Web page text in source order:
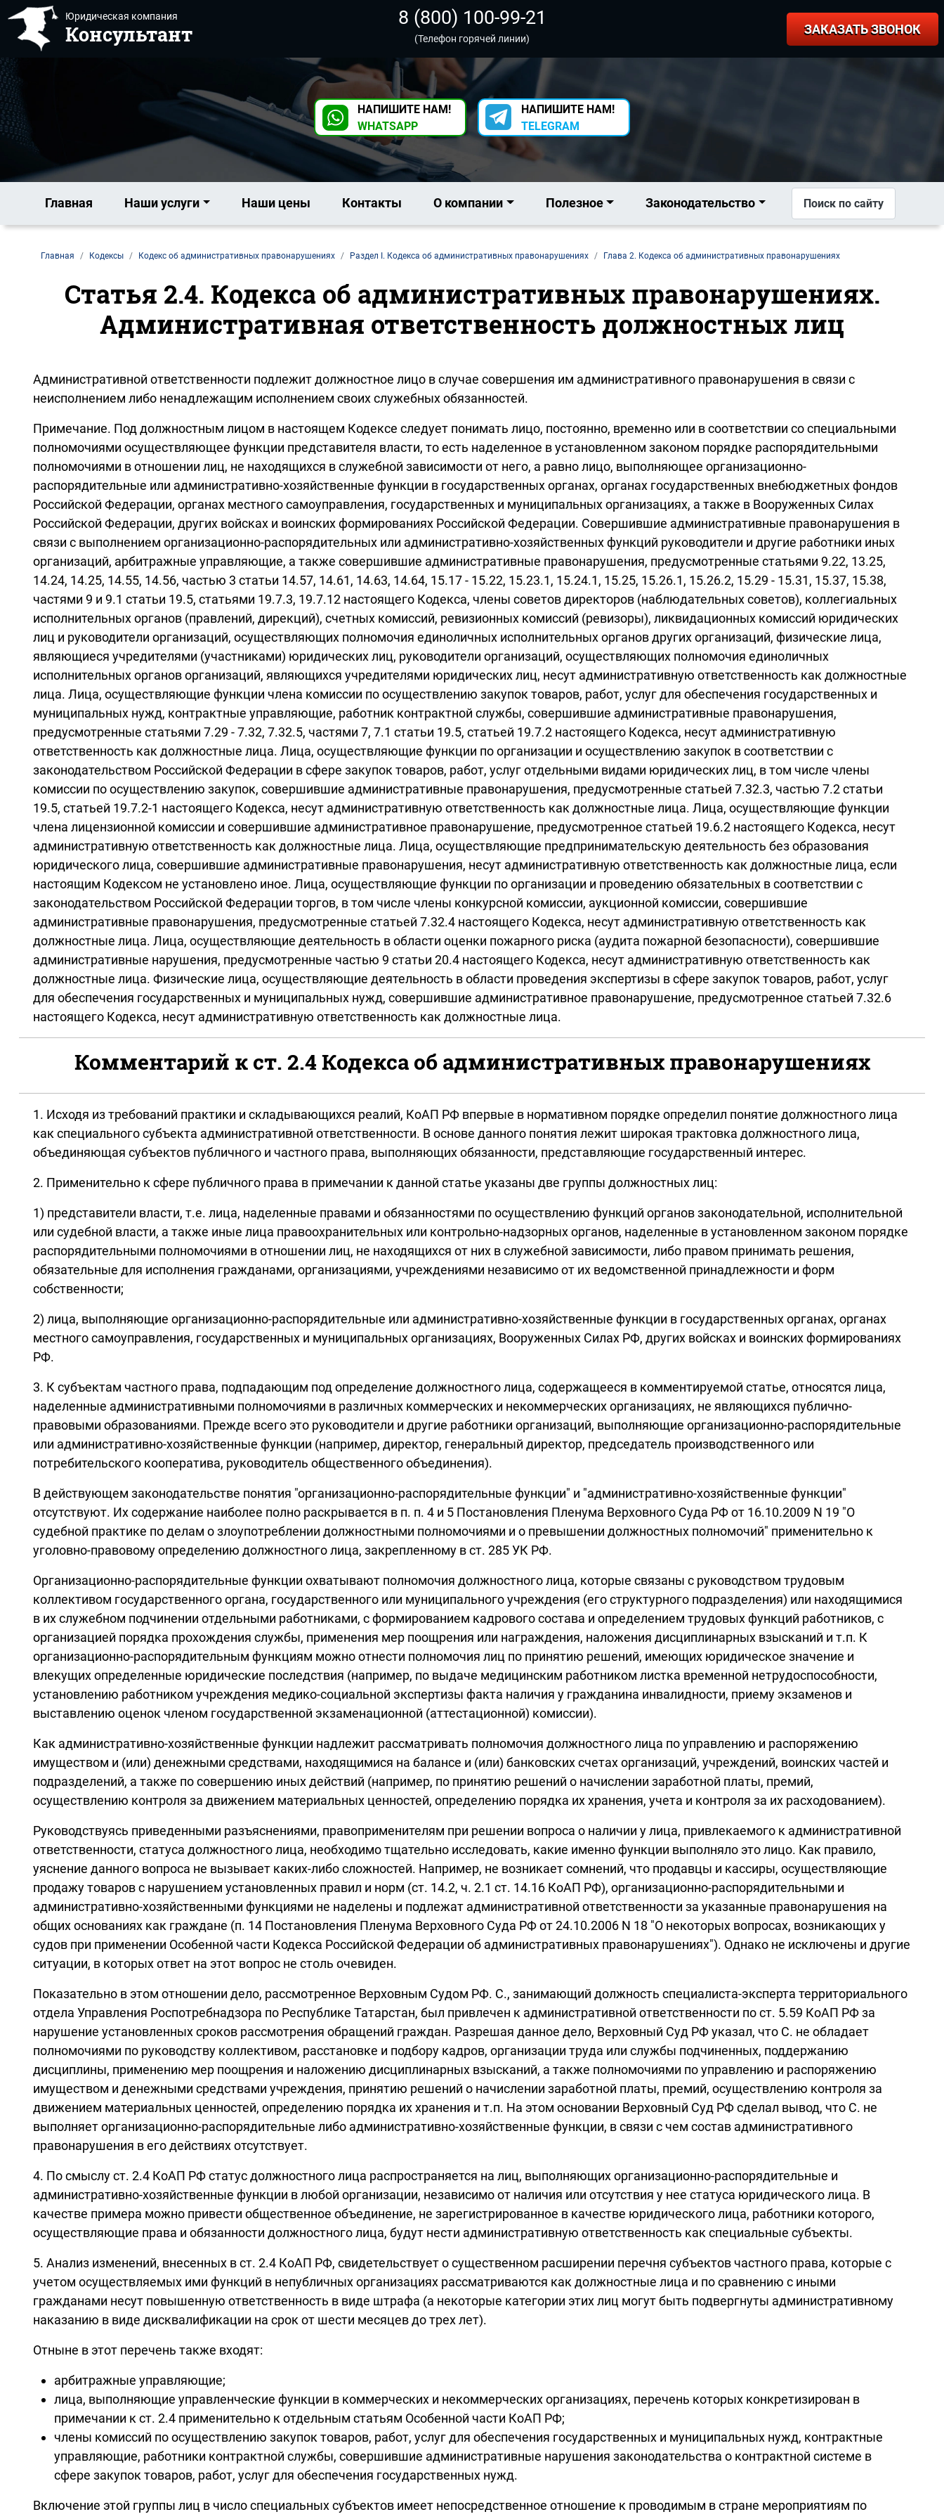
Юридическая компания
Консультант
8 (800) 100-99-21
(Телефон горячей линии)
ЗАКАЗАТЬ ЗВОНОК
НАПИШИТЕ НАМ!
WHATSAPP
НАПИШИТЕ НАМ!
TELEGRAM
Главная Наши услуги Наши цены Контакты О компании Полезное Законодательство Поиск по сайту
Главная Кодексы Кодекс об административных правонарушениях Раздел I. Кодекса об административных правонарушениях Глава 2. Кодекса об административных правонарушениях
Статья 2.4. Кодекса об административных правонарушениях.
Административная ответственность должностных лиц
Административной ответственности подлежит должностное лицо в случае совершения им административного правонарушения в связи с
неисполнением либо ненадлежащим исполнением своих служебных обязанностей.
Примечание. Под должностным лицом в настоящем Кодексе следует понимать лицо, постоянно, временно или в соответствии со специальными
полномочиями осуществляющее функции представителя власти, то есть наделенное в установленном законом порядке распорядительными
полномочиями в отношении лиц, не находящихся в служебной зависимости от него, а равно лицо, выполняющее организационно-
распорядительные или административно-хозяйственные функции в государственных органах, органах государственных внебюджетных фондов
Российской Федерации, органах местного самоуправления, государственных и муниципальных организациях, а также в Вооруженных Силах
Российской Федерации, других войсках и воинских формированиях Российской Федерации. Совершившие административные правонарушения в
связи с выполнением организационно-распорядительных или административно-хозяйственных функций руководители и другие работники иных
организаций, арбитражные управляющие, а также совершившие административные правонарушения, предусмотренные статьями 9.22, 13.25,
14.24, 14.25, 14.55, 14.56, частью 3 статьи 14.57, 14.61, 14.63, 14.64, 15.17 - 15.22, 15.23.1, 15.24.1, 15.25, 15.26.1, 15.26.2, 15.29 - 15.31, 15.37, 15.38,
частями 9 и 9.1 статьи 19.5, статьями 19.7.3, 19.7.12 настоящего Кодекса, члены советов директоров (наблюдательных советов), коллегиальных
исполнительных органов (правлений, дирекций), счетных комиссий, ревизионных комиссий (ревизоры), ликвидационных комиссий юридических
лиц и руководители организаций, осуществляющих полномочия единоличных исполнительных органов других организаций, физические лица,
являющиеся учредителями (участниками) юридических лиц, руководители организаций, осуществляющих полномочия единоличных
исполнительных органов организаций, являющихся учредителями юридических лиц, несут административную ответственность как должностные
лица. Лица, осуществляющие функции члена комиссии по осуществлению закупок товаров, работ, услуг для обеспечения государственных и
муниципальных нужд, контрактные управляющие, работник контрактной службы, совершившие административные правонарушения,
предусмотренные статьями 7.29 - 7.32, 7.32.5, частями 7, 7.1 статьи 19.5, статьей 19.7.2 настоящего Кодекса, несут административную
ответственность как должностные лица. Лица, осуществляющие функции по организации и осуществлению закупок в соответствии с
законодательством Российской Федерации в сфере закупок товаров, работ, услуг отдельными видами юридических лиц, в том числе члены
комиссии по осуществлению закупок, совершившие административные правонарушения, предусмотренные статьей 7.32.3, частью 7.2 статьи
19.5, статьей 19.7.2-1 настоящего Кодекса, несут административную ответственность как должностные лица. Лица, осуществляющие функции
члена лицензионной комиссии и совершившие административное правонарушение, предусмотренное статьей 19.6.2 настоящего Кодекса, несут
административную ответственность как должностные лица. Лица, осуществляющие предпринимательскую деятельность без образования
юридического лица, совершившие административные правонарушения, несут административную ответственность как должностные лица, если
настоящим Кодексом не установлено иное. Лица, осуществляющие функции по организации и проведению обязательных в соответствии с
законодательством Российской Федерации торгов, в том числе члены конкурсной комиссии, аукционной комиссии, совершившие
административные правонарушения, предусмотренные статьей 7.32.4 настоящего Кодекса, несут административную ответственность как
должностные лица. Лица, осуществляющие деятельность в области оценки пожарного риска (аудита пожарной безопасности), совершившие
административные нарушения, предусмотренные частью 9 статьи 20.4 настоящего Кодекса, несут административную ответственность как
должностные лица. Физические лица, осуществляющие деятельность в области проведения экспертизы в сфере закупок товаров, работ, услуг
для обеспечения государственных и муниципальных нужд, совершившие административное правонарушение, предусмотренное статьей 7.32.6
настоящего Кодекса, несут административную ответственность как должностные лица.
Комментарий к ст. 2.4 Кодекса об административных правонарушениях
1. Исходя из требований практики и складывающихся реалий, КоАП РФ впервые в нормативном порядке определил понятие должностного лица
как специального субъекта административной ответственности. В основе данного понятия лежит широкая трактовка должностного лица,
объединяющая субъектов публичного и частного права, выполняющих обязанности, представляющие государственный интерес.
2. Применительно к сфере публичного права в примечании к данной статье указаны две группы должностных лиц:
1) представители власти, т.е. лица, наделенные правами и обязанностями по осуществлению функций органов законодательной, исполнительной
или судебной власти, а также иные лица правоохранительных или контрольно-надзорных органов, наделенные в установленном законом порядке
распорядительными полномочиями в отношении лиц, не находящихся от них в служебной зависимости, либо правом принимать решения,
обязательные для исполнения гражданами, организациями, учреждениями независимо от их ведомственной принадлежности и форм
собственности;
2) лица, выполняющие организационно-распорядительные или административно-хозяйственные функции в государственных органах, органах
местного самоуправления, государственных и муниципальных организациях, Вооруженных Силах РФ, других войсках и воинских формированиях
РФ.
3. К субъектам частного права, подпадающим под определение должностного лица, содержащееся в комментируемой статье, относятся лица,
наделенные административными полномочиями в различных коммерческих и некоммерческих организациях, не являющихся публично-
правовыми образованиями. Прежде всего это руководители и другие работники организаций, выполняющие организационно-распорядительные
или административно-хозяйственные функции (например, директор, генеральный директор, председатель производственного или
потребительского кооператива, руководитель общественного объединения).
В действующем законодательстве понятия "организационно-распорядительные функции" и "административно-хозяйственные функции"
отсутствуют. Их содержание наиболее полно раскрывается в п. п. 4 и 5 Постановления Пленума Верховного Суда РФ от 16.10.2009 N 19 "О
судебной практике по делам о злоупотреблении должностными полномочиями и о превышении должностных полномочий" применительно к
уголовно-правовому определению должностного лица, закрепленному в ст. 285 УК РФ.
Организационно-распорядительные функции охватывают полномочия должностного лица, которые связаны с руководством трудовым
коллективом государственного органа, государственного или муниципального учреждения (его структурного подразделения) или находящимися
в их служебном подчинении отдельными работниками, с формированием кадрового состава и определением трудовых функций работников, с
организацией порядка прохождения службы, применения мер поощрения или награждения, наложения дисциплинарных взысканий и т.п. К
организационно-распорядительным функциям можно отнести полномочия лиц по принятию решений, имеющих юридическое значение и
влекущих определенные юридические последствия (например, по выдаче медицинским работником листка временной нетрудоспособности,
установлению работником учреждения медико-социальной экспертизы факта наличия у гражданина инвалидности, приему экзаменов и
выставлению оценок членом государственной экзаменационной (аттестационной) комиссии).
Как административно-хозяйственные функции надлежит рассматривать полномочия должностного лица по управлению и распоряжению
имуществом и (или) денежными средствами, находящимися на балансе и (или) банковских счетах организаций, учреждений, воинских частей и
подразделений, а также по совершению иных действий (например, по принятию решений о начислении заработной платы, премий,
осуществлению контроля за движением материальных ценностей, определению порядка их хранения, учета и контроля за их расходованием).
Руководствуясь приведенными разъяснениями, правоприменителям при решении вопроса о наличии у лица, привлекаемого к административной
ответственности, статуса должностного лица, необходимо тщательно исследовать, какие именно функции выполняло это лицо. Как правило,
уяснение данного вопроса не вызывает каких-либо сложностей. Например, не возникает сомнений, что продавцы и кассиры, осуществляющие
продажу товаров с нарушением установленных правил и норм (ст. 14.2, ч. 2.1 ст. 14.16 КоАП РФ), организационно-распорядительными и
административно-хозяйственными функциями не наделены и подлежат административной ответственности за указанные правонарушения на
общих основаниях как граждане (п. 14 Постановления Пленума Верховного Суда РФ от 24.10.2006 N 18 "О некоторых вопросах, возникающих у
судов при применении Особенной части Кодекса Российской Федерации об административных правонарушениях"). Однако не исключены и другие
ситуации, в которых ответ на этот вопрос не столь очевиден.
Показательно в этом отношении дело, рассмотренное Верховным Судом РФ. С., занимающий должность специалиста-эксперта территориального
отдела Управления Роспотребнадзора по Республике Татарстан, был привлечен к административной ответственности по ст. 5.59 КоАП РФ за
нарушение установленных сроков рассмотрения обращений граждан. Разрешая данное дело, Верховный Суд РФ указал, что С. не обладает
полномочиями по руководству коллективом, расстановке и подбору кадров, организации труда или службы подчиненных, поддержанию
дисциплины, применению мер поощрения и наложению дисциплинарных взысканий, а также полномочиями по управлению и распоряжению
имуществом и денежными средствами учреждения, принятию решений о начислении заработной платы, премий, осуществлению контроля за
движением материальных ценностей, определению порядка их хранения и т.п. На этом основании Верховный Суд РФ сделал вывод, что С. не
выполняет организационно-распорядительные либо административно-хозяйственные функции, в связи с чем состав административного
правонарушения в его действиях отсутствует.
4. По смыслу ст. 2.4 КоАП РФ статус должностного лица распространяется на лиц, выполняющих организационно-распорядительные и
административно-хозяйственные функции в любой организации, независимо от наличия или отсутствия у нее статуса юридического лица. В
качестве примера можно привести общественное объединение, не зарегистрированное в качестве юридического лица, работники которого,
осуществляющие права и обязанности должностного лица, будут нести административную ответственность как специальные субъекты.
5. Анализ изменений, внесенных в ст. 2.4 КоАП РФ, свидетельствует о существенном расширении перечня субъектов частного права, которые с
учетом осуществляемых ими функций в непубличных организациях рассматриваются как должностные лица и по сравнению с иными
гражданами несут повышенную ответственность в виде штрафа (а некоторые категории этих лиц могут быть подвергнуты административному
наказанию в виде дисквалификации на срок от шести месяцев до трех лет).
Отныне в этот перечень также входят:
арбитражные управляющие;
лица, выполняющие управленческие функции в коммерческих и некоммерческих организациях, перечень которых конкретизирован в
примечании к ст. 2.4 применительно к отдельным статьям Особенной части КоАП РФ;
члены комиссий по осуществлению закупок товаров, работ, услуг для обеспечения государственных и муниципальных нужд, контрактные
управляющие, работники контрактной службы, совершившие административные нарушения законодательства о контрактной системе в
сфере закупок товаров, работ, услуг для обеспечения государственных нужд.
Включение этой группы лиц в число специальных субъектов имеет непосредственное отношение к проводимым в стране мероприятиям по